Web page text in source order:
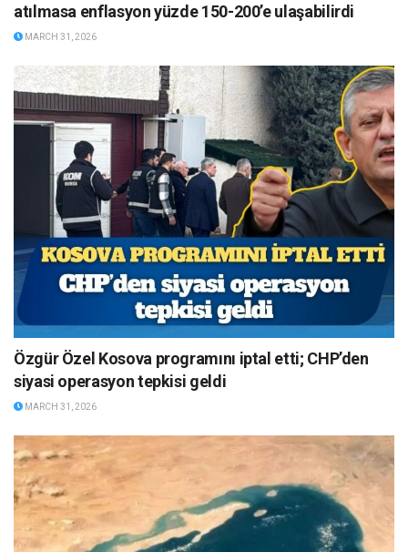
atılmasa enflasyon yüzde 150-200’e ulaşabilirdi
MARCH 31, 2026
Özgür Özel Kosova programını iptal etti; CHP’den
siyasi operasyon tepkisi geldi
MARCH 31, 2026